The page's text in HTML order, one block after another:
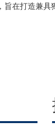
在打造兼